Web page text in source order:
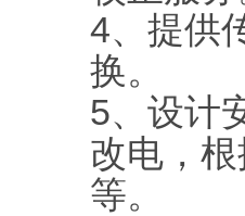
4、提供
换。
5、设计
改电，
等。